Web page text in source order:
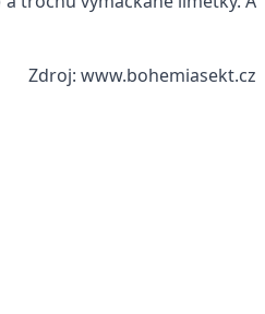
Zdroj: www.bohemiasekt.cz